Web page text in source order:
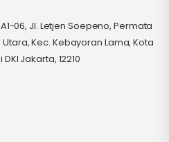
06, Jl. Letjen Soepeno, Permata
Kec. Kebayoran Lama, Kota
Jakarta, 12210